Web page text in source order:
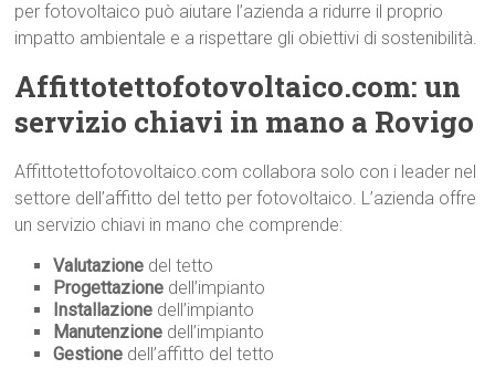
per fotovoltaico può aiutare l’azienda a ridurre il proprio
impatto ambientale e a rispettare gli obiettivi di sostenibilità.
Affittotettofotovoltaico.com: un
servizio chiavi in mano a Rovigo
Affittotettofotovoltaico.com collabora solo con i leader nel
settore dell’affitto del tetto per fotovoltaico. L’azienda offre
un servizio chiavi in mano che comprende:
Valutazione del tetto
Progettazione dell’impianto
Installazione dell’impianto
Manutenzione dell’impianto
Gestione dell’affitto del tetto